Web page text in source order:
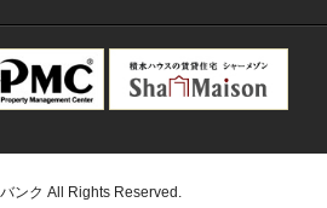
ンク All Rights Reserved.